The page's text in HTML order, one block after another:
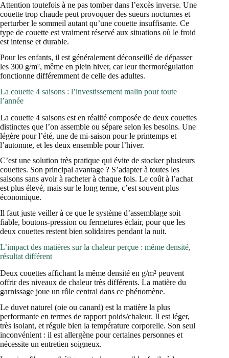
Attention toutefois à ne pas tomber dans l’excès inverse. Une
couette trop chaude peut provoquer des sueurs nocturnes et
perturber le sommeil autant qu’une couette insuffisante. Ce
type de couette est vraiment réservé aux situations où le froid
est intense et durable.
Pour les enfants, il est généralement déconseillé de dépasser
les 300 g/m², même en plein hiver, car leur thermorégulation
fonctionne différemment de celle des adultes.
La couette 4 saisons : l’investissement malin pour toute
l’année
La couette 4 saisons est en réalité composée de deux couettes
distinctes que l’on assemble ou sépare selon les besoins. Une
légère pour l’été, une de mi-saison pour le printemps et
l’automne, et les deux ensemble pour l’hiver.
C’est une solution très pratique qui évite de stocker plusieurs
couettes. Son principal avantage ? S’adapter à toutes les
saisons sans avoir à racheter à chaque fois. Le coût à l’achat
est plus élevé, mais sur le long terme, c’est souvent plus
économique.
Il faut juste veiller à ce que le système d’assemblage soit
fiable, boutons-pression ou fermetures éclair, pour que les
deux couettes restent bien solidaires pendant la nuit.
L’impact des matières sur la chaleur perçue : même densité,
résultat différent
Deux couettes affichant la même densité en g/m² peuvent
offrir des niveaux de chaleur très différents. La matière du
garnissage joue un rôle central dans ce phénomène.
Le duvet naturel (oie ou canard) est la matière la plus
performante en termes de rapport poids/chaleur. Il est léger,
très isolant, et régule bien la température corporelle. Son seul
inconvénient : il est allergène pour certaines personnes et
nécessite un entretien soigneux.